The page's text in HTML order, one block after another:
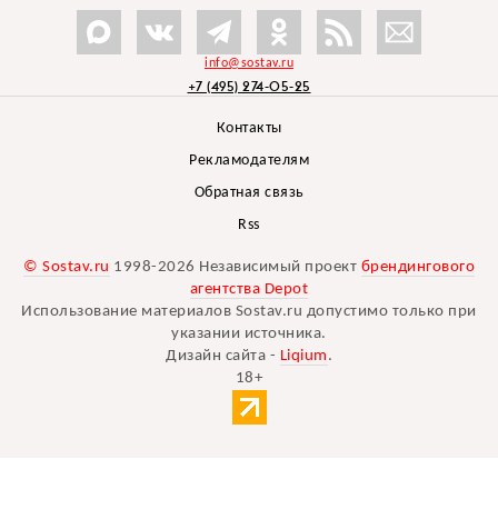
info@sostav.ru
+7 (495) 274-05-25
Контакты
Рекламодателям
Обратная связь
Rss
© Sostav.ru 1998-2026 Независимый проект брендингового
агентства Depot
Использование материалов Sostav.ru допустимо только при
указании источника.
Дизайн сайта - Liqium .
18+